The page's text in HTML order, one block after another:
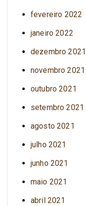
fevereiro 2022
janeiro 2022
dezembro 2021
novembro 2021
outubro 2021
setembro 2021
agosto 2021
julho 2021
junho 2021
maio 2021
abril 2021